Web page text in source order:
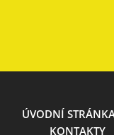
ÚVODNÍ
KONTAKTY